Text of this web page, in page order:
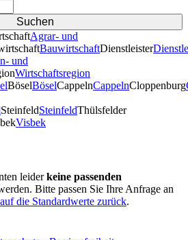
Agrar- und
BauwirtschaftDienstleister
und
Wirtschaftsregion
BöselBöselCappelnCappelnCloppenburg
SteinfeldSteinfeldThülsfelder
Visbek
leiderkeine passenden
Bitte passen Sie Ihre Anfrage an
die Standardwerte zurück.